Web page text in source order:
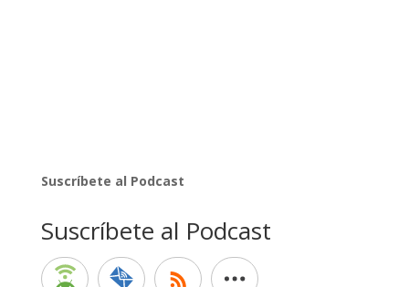
Suscríbete al Podcast
Suscríbete al Podcast